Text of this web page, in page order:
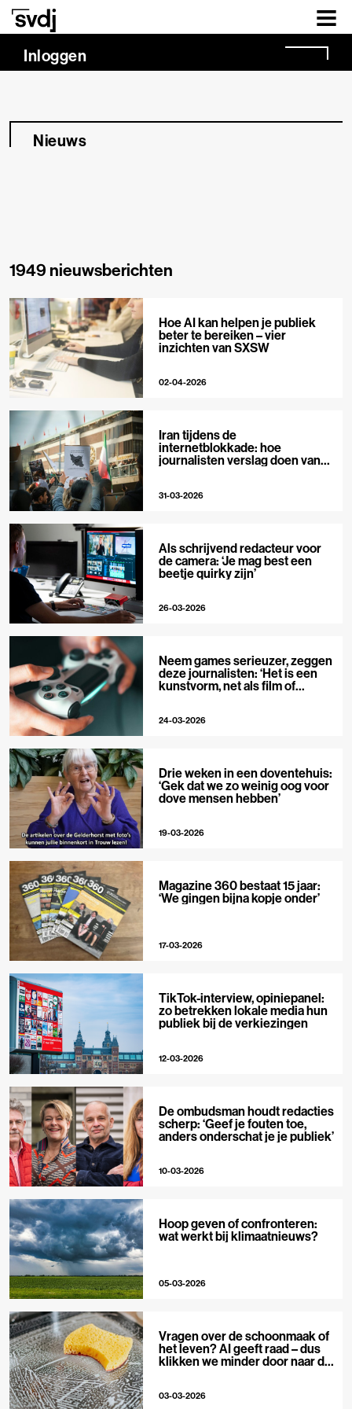
Naar hoofdinhoud
Inloggen
Nieuws
1949 nieuwsberichten
Hoe AI kan helpen je publiek
beter te bereiken – vier
inzichten van SXSW
02-04-2026
Iran tijdens de
internetblokkade: hoe
journalisten verslag doen van
31-03-2026
Als schrijvend redacteur voor
de camera: ‘Je mag best een
beetje quirky zijn’
26-03-2026
Neem games serieuzer, zeggen
deze journalisten: ‘Het is een
kunstvorm, net als film of
24-03-2026
Drie weken in een doventehuis:
‘Gek dat we zo weinig oog voor
dove mensen hebben’
19-03-2026
Magazine 360 bestaat 15 jaar:
‘We gingen bijna kopje onder’
17-03-2026
TikTok-interview, opiniepanel:
zo betrekken lokale media hun
publiek bij de verkiezingen
12-03-2026
De ombudsman houdt redacties
scherp: ‘Geef je fouten toe,
anders onderschat je je publiek’
10-03-2026
Hoop geven of confronteren:
wat werkt bij klimaatnieuws?
05-03-2026
Vragen over de schoonmaak of
het leven? AI geeft raad – dus
klikken we minder door naar de
03-03-2026